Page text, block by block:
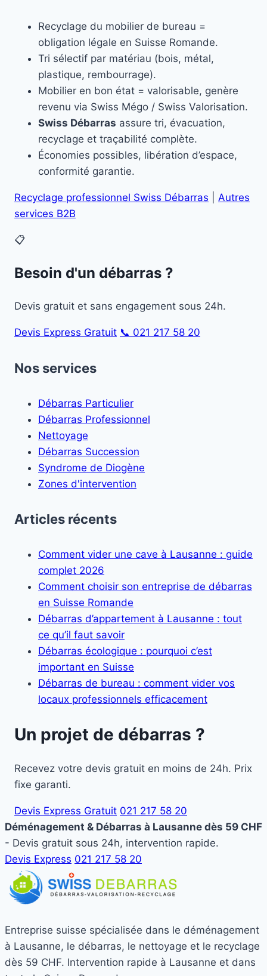
Recyclage du mobilier de bureau =
obligation légale en Suisse Romande.
Tri sélectif par matériau (bois, métal,
plastique, rembourrage).
Mobilier en bon état = valorisable, genère
revenu via Swiss Mégo / Swiss Valorisation.
Swiss Débarras assure tri, évacuation,
recyclage et traçabilité complète.
Économies possibles, libération d’espace,
conformité garantie.
Recyclage professionnel Swiss Débarras
Autres
services B2B
📋
Besoin d'un débarras ?
Devis gratuit et sans engagement sous 24h.
Devis Express Gratuit 📞 021 217 58 20
Nos services
Débarras Particulier
Débarras Professionnel
Nettoyage
Débarras Succession
Syndrome de Diogène
Zones d'intervention
Articles récents
Comment vider une cave à Lausanne : guide
complet 2026
Comment choisir son entreprise de débarras
en Suisse Romande
Débarras d’appartement à Lausanne : tout
ce qu’il faut savoir
Débarras écologique : pourquoi c’est
important en Suisse
Débarras de bureau : comment vider vos
locaux professionnels efficacement
Un projet de débarras ?
Recevez votre devis gratuit en moins de 24h. Prix
fixe garanti.
Devis Express Gratuit 021 217 58 20
Déménagement & Débarras à Lausanne dès 59 CHF
- Devis gratuit sous 24h, intervention rapide.
Devis Express 021 217 58 20
Entreprise suisse spécialisée dans le déménagement
à Lausanne, le débarras, le nettoyage et le recyclage
dès 59 CHF. Intervention rapide à Lausanne et dans